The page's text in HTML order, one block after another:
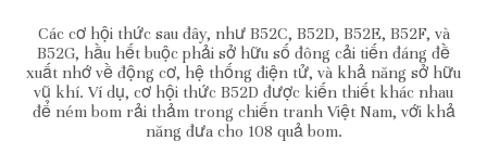
Các cơ hội thức sau đây, như B52C, B52D, B52E, B52F, và
B52G, hầu hết buộc phải sở hữu số đông cải tiến đáng đề
xuất nhớ về động cơ, hệ thống điện tử, và khả năng sở hữu
vũ khí. Ví dụ, cơ hội thức B52D được kiến thiết khác nhau
để ném bom rải thảm trong chiến tranh Việt Nam, với khả
năng đưa cho 108 quả bom.